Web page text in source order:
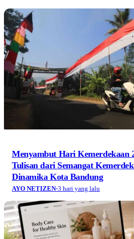
Berita Yudha: Potret Sejarah
Kabar Lawas
AYO NETIZEN·3 hari yang lalu